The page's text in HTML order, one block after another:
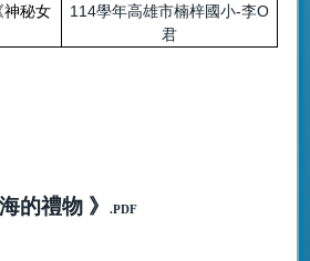
神秘女
114學年高雄市楠梓國小-李O
君
的禮物 》 .PDF